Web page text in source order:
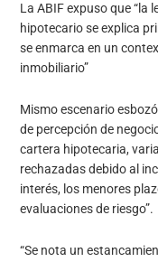
La ABIF expuso que “la
hipotecario se explica
se enmarca en un
inmobiliario”
Mismo escenario
de percepción de
cartera hipotecaria,
rechazadas debido al
interés, los menores
evaluaciones de riesgo”.
“Se nota un